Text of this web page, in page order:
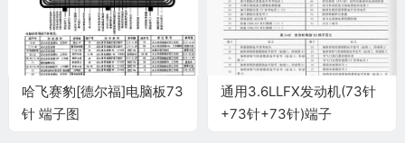
哈飞赛豹[德尔福]电脑板73
针 端子图
通用3.6LLFX发动机(73针
+73针+73针)端子